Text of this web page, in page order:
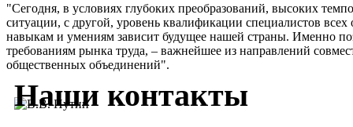
"Сегодня, в условиях глубоких преобразований, высоких
ситуации, с другой, уровень квалификации специалистов
навыкам и умениям зависит будущее нашей страны. Именно
требованиям рынка труда, – важнейшее из направлений
общественных объединений".
Наши контакты